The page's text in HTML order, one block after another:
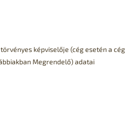
képviselője (cég esetén a cég
Megrendelő) adatai